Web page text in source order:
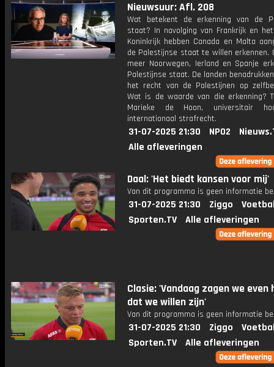
Nieuwsuur: Afl. 208
Wat betekent de erkenning van de
staat? In navolging van Frankrijk en
Koninkrijk hebben Canada en Malta
de Palestijnse staat te willen erkennen.
meer Noorwegen, Ierland en Spanje
Palestijnse staat. De landen
het recht van de Palestijnen op
Wat is de waarde van die erkenning?
Marieke de Hoon, universitair
internationaal strafrecht.
31-07-2025 21:30 NPO2
Alle afleveringen
Daal: 'Het biedt kansen voor mij'
Van dit programma is geen informatie
31-07-2025 21:30 Ziggo
Sporten.TV
Alle afleveringen
Clasie: 'Vandaag zagen we even
dat we willen zijn'
Van dit programma is geen informatie
31-07-2025 21:30 Ziggo
Sporten.TV
Alle afleveringen